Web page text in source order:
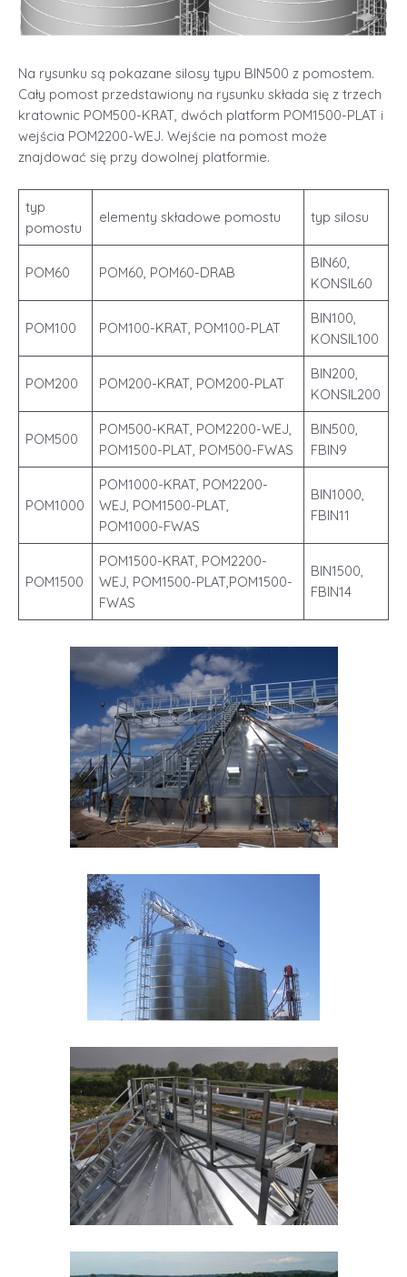
Na rysunku są pokazane silosy typu BIN500 z pomostem.
Cały pomost przedstawiony na rysunku składa się z trzech
kratownic POM500-KRAT, dwóch platform POM1500-PLAT i
wejścia POM2200-WEJ. Wejście na pomost może
znajdować się przy dowolnej platformie.
typ
pomostu
elementy składowe pomostu typ silosu
POM60 POM60, POM60-DRAB
BIN60,
KONSIL60
POM100 POM100-KRAT, POM100-PLAT
BIN100,
KONSIL100
POM200 POM200-KRAT, POM200-PLAT
BIN200,
KONSIL200
POM500
POM500-KRAT, POM2200-WEJ,
POM1500-PLAT, POM500-FWAS
BIN500,
FBIN9
POM1000
POM1000-KRAT, POM2200-
WEJ, POM1500-PLAT,
POM1000-FWAS
BIN1000,
FBIN11
POM1500
POM1500-KRAT, POM2200-
WEJ, POM1500-PLAT,POM1500-
FWAS
BIN1500,
FBIN14